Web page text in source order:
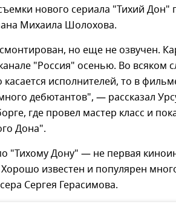
нового сериала "Тихий Дон"
Михаила Шолохова.
но еще не озвучен.
"Россия" осенью. Во всяком
исполнителей, то в
дебютантов", — рассказал
где провел мастер класс и
Дона".
"Тихому Дону" — не первая
известен и популярен
Сергея Герасимова.